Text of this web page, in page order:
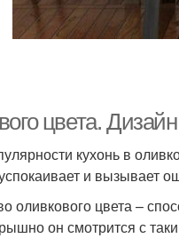
цвета.
кухонь в
и вызывает
оливкового цвета –
он смотрится с